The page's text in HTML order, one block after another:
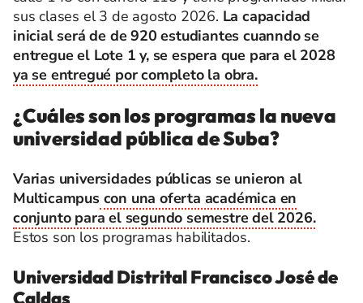
sus clases el 3 de agosto 2026. La capacidad
inicial será de de 920 estudiantes cuanndo se
entregue el Lote 1 y, se espera que para el 2028
ya se entregué por completo la obra.
¿Cuáles son los programas la nueva
universidad pública de Suba?
Varias universidades públicas se unieron al
Multicampuscon una oferta académica en
conjunto para el segundo semestre del 2026.
Estos son los programas habilitados.
Universidad Distrital Francisco José de
Caldas